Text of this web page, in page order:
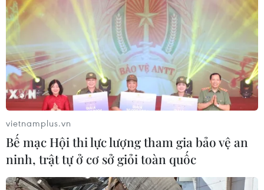
vietnamplus.vn
Bế mạc Hội thi lực lượng tham gia bảo vệ an
ninh, trật tự ở cơ sở giỏi toàn quốc